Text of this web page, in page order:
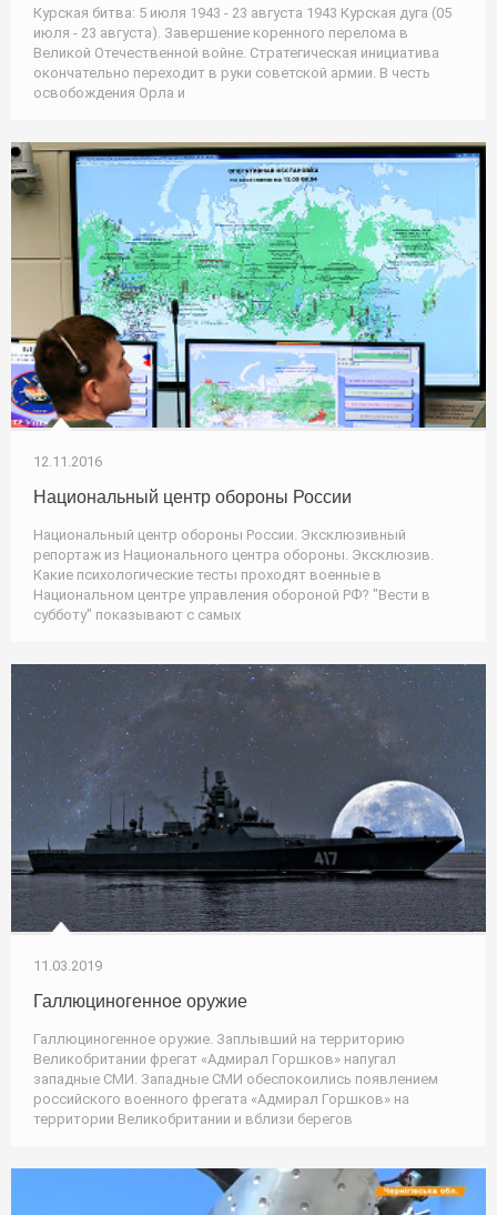
Курская битва: 5 июля 1943 - 23 августа 1943 Курская дуга (05
июля - 23 августа). Завершение коренного перелома в
Великой Отечественной войне. Стратегическая инициатива
окончательно переходит в руки советской армии. В честь
освобождения Орла и
12.11.2016
Национальный центр обороны России
Национальный центр обороны России. Эксклюзивный
репортаж из Национального центра обороны. Эксклюзив.
Какие психологические тесты проходят военные в
Национальном центре управления обороной РФ? "Вести в
субботу" показывают с самых
11.03.2019
Галлюциногенное оружие
Галлюциногенное оружие. Заплывший на территорию
Великобритании фрегат «Адмирал Горшков» напугал
западные СМИ. Западные СМИ обеспокоились появлением
российского военного фрегата «Адмирал Горшков» на
территории Великобритании и вблизи берегов